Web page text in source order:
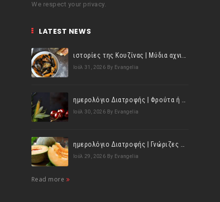
We respect your privacy.
LATEST NEWS
Ιούλ 31, 2026 By Evangelia
Ιούλ 30, 2026 By Evangelia
Ιούλ 29, 2026 By Evangelia
Read more